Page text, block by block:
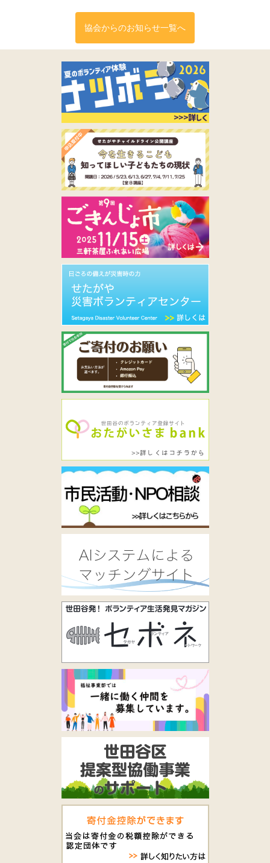
協会からのお知らせ一覧へ